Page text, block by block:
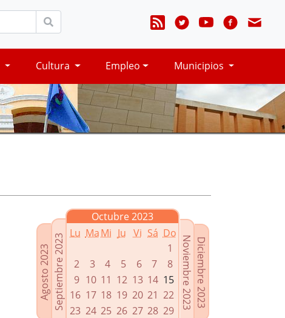
Cultura Empleo Municipios
Agosto 2023Septiembre 2023
Octubre 2023
Lu MaMi Ju Vi Sá Do
1
2
3 4 5 6 7
8
9 10 11 12 13 14 15
16 17 18 19 20 21 22
23 24 25 26 27 28 29
Diciembre 2023
Noviembre 2023